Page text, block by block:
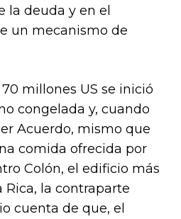
la deuda y en el
un mecanismo de
millones US se inició
congelada y, cuando
Acuerdo, mismo que
comida ofrecida por
Colón, el edificio más
Rica, la contraparte
cuenta de que, el